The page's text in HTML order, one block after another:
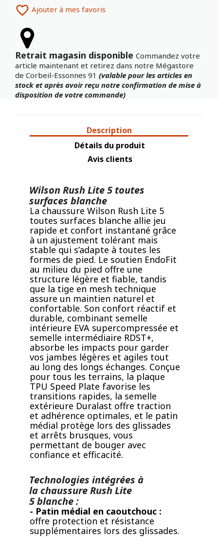
 Ajouter à mes favoris
Retrait magasin disponible Commandez votre
article maintenant et retirez dans notre Mégastore
de Corbeil-Essonnes 91 (valable pour les articles en
stock et après avoir reçu notre confirmation de mise à
disposition de votre commande)
Description
Détails du produit
Avis clients
Wilson Rush Lite 5 toutes
surfaces blanche
La chaussure Wilson Rush Lite 5
toutes surfaces blanche allie jeu
rapide et confort instantané grâce
à un ajustement tolérant mais
stable qui s’adapte à toutes les
formes de pied. Le soutien EndoFit
au milieu du pied offre une
structure légère et fiable, tandis
que la tige en mesh technique
assure un maintien naturel et
confortable. Son confort réactif et
durable, combinant semelle
intérieure EVA supercompressée et
semelle intermédiaire RDST+,
absorbe les impacts pour garder
vos jambes légères et agiles tout
au long des longs échanges. Conçue
pour tous les terrains, la plaque
TPU Speed Plate favorise les
transitions rapides, la semelle
extérieure Duralast offre traction
et adhérence optimales, et le patin
médial protège lors des glissades
et arrêts brusques, vous
permettant de bouger avec
confiance et efficacité.
Technologies intégrées à
la chaussure Rush Lite
5 blanche :
- Patin médial en caoutchouc :
offre protection et résistance
supplémentaires lors des glissades.